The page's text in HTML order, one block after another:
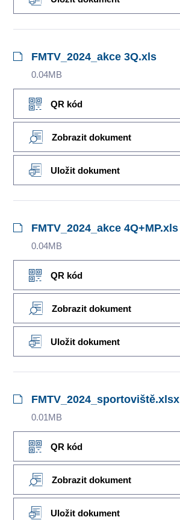
FMTV_2024_akce 3Q.xls
0.04MB
QR kód
Zobrazit dokument
Uložit dokument
FMTV_2024_akce 4Q+MP.xls
0.04MB
QR kód
Zobrazit dokument
Uložit dokument
FMTV_2024_sportoviště.xlsx
0.01MB
QR kód
Zobrazit dokument
Uložit dokument